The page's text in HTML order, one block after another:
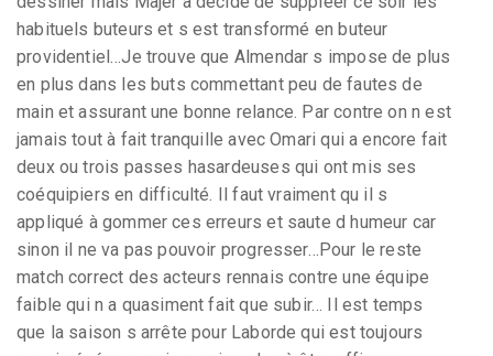
habituels buteurs et s est transformé en buteur
providentiel…Je trouve que Almendar s impose de plus
en plus dans les buts commettant peu de fautes de
main et assurant une bonne relance. Par contre on n est
jamais tout à fait tranquille avec Omari qui a encore fait
deux ou trois passes hasardeuses qui ont mis ses
coéquipiers en difficulté. Il faut vraiment qu il s
appliqué à gommer ces erreurs et saute d humeur car
sinon il ne va pas pouvoir progresser…Pour le reste
match correct des acteurs rennais contre une équipe
faible qui n a quasiment fait que subir… Il est temps
que la saison s arrête pour Laborde qui est toujours